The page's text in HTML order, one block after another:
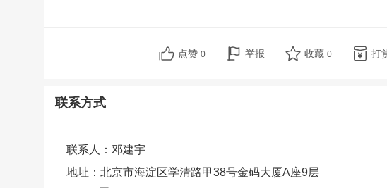
点赞 0 举报 收藏 0 打
联系方式
联系人：邓建宇
地址：北京市海淀区学清路甲38号金码大厦A座9层